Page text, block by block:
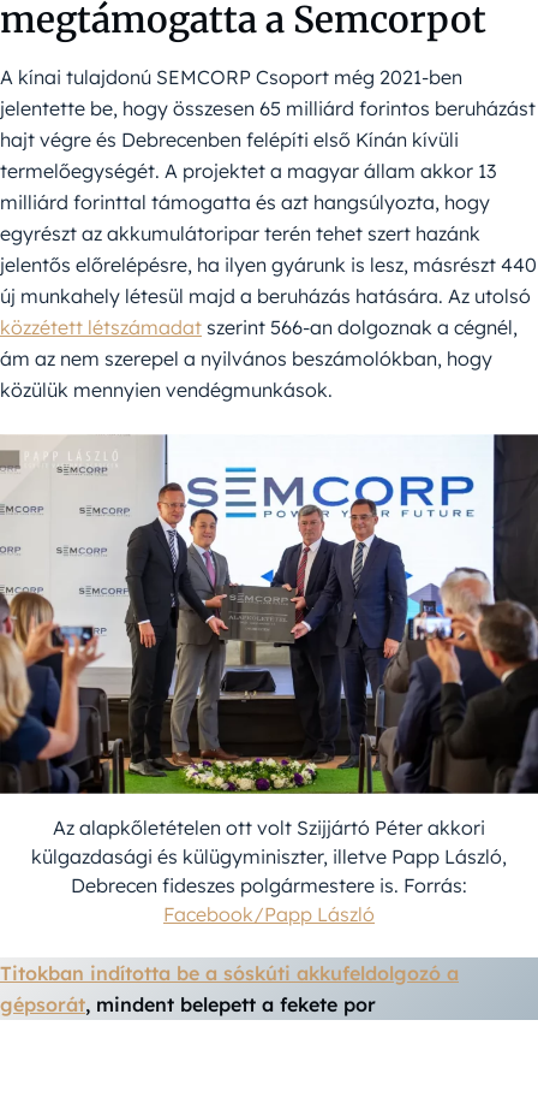
megtámogatta a Semcorpot
A kínai tulajdonú SEMCORP Csoport még 2021-ben
jelentette be, hogy összesen 65 milliárd forintos beruházást
hajt végre és Debrecenben felépíti első Kínán kívüli
termelőegységét. A projektet a magyar állam akkor 13
milliárd forinttal támogatta és azt hangsúlyozta, hogy
egyrészt az akkumulátoripar terén tehet szert hazánk
jelentős előrelépésre, ha ilyen gyárunk is lesz, másrészt 440
új munkahely létesül majd a beruházás hatására. Az utolsó
közzétett létszámadat szerint 566-an dolgoznak a cégnél,
ám az nem szerepel a nyilvános beszámolókban, hogy
közülük mennyien vendégmunkások.
Az alapkőletételen ott volt Szijjártó Péter akkori
külgazdasági és külügyminiszter, illetve Papp László,
Debrecen fideszes polgármestere is. Forrás:
Facebook/Papp László
Titokban indította be a sóskúti akkufeldolgozó a
gépsorát, mindent belepett a fekete por